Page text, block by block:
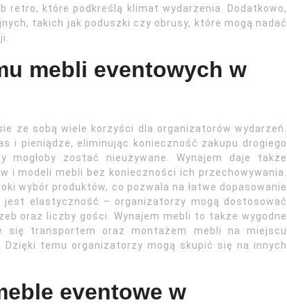
retro, które podkreślą klimat wydarzenia. Dodatkowo,
takich jak poduszki czy obrusy, które mogą nadać
mebli eventowych w
ze sobą wiele korzyści dla organizatorów wydarzeń.
i pieniądze, eliminując konieczność zakupu drogiego
mogłoby zostać nieużywane. Wynajem daje także
i modeli mebli bez konieczności ich przechowywania.
wybór produktów, co pozwala na łatwe dopasowanie
elastyczność – organizatorzy mogą dostosować
oraz liczby gości. Wynajem mebli to także wygodne
się transportem oraz montażem mebli na miejscu
Dzięki temu organizatorzy mogą skupić się na innych
eventowe w